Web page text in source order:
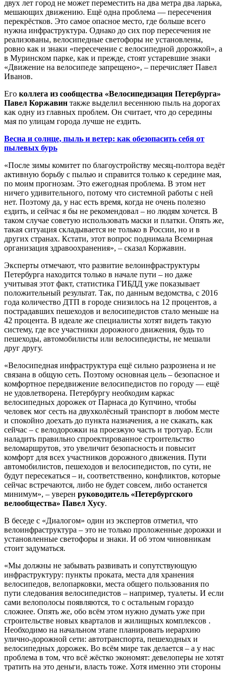
двух лет город не может переместить на два метра два ларька,
мешающих движению. Ещё одна проблема — пересечения
перекрёстков. Это самое опасное место, где больше всего
нужна инфраструктура. Однако до сих пор пересечения не
реализованы, велосипедные светофоры не установлены,
ровно как и знаки «пересечение с велосипедной дорожкой», а
в Муринском парке, как и прежде, стоят устаревшие знаки
«Движение на велосипеде запрещено», – перечисляет Павел
Иванов.
Его коллега из сообщества «Велосипедизация Петербурга»
Павел Коржавин также выделил весеннюю пыль на дорогах
как одну из главных проблем. Он считает, что до середины
мая по улицам города лучше не ездить.
Весна и солнце, пыль и ветер: как обезопасить себя от
пылевых бурь
«После зимы комитет по благоустройству месяц-полтора ведёт
активную борьбу с пылью и справится только к середине мая,
по моим прогнозам. Это ежегодная проблема. В этом нет
ничего удивительного, потому что системной работы с ней
нет. Поэтому да, у нас есть время, когда не очень полезно
ездить, и сейчас я бы не рекомендовал – но людям хочется. В
таком случае советую использовать маски и платки. Опять же,
такая ситуация складывается не только в России, но и в
других странах. Кстати, этот вопрос поднимала Всемирная
организация здравоохранения», – сказал Коржавин.
Эксперты отмечают, что развитие велоинфраструктуры
Петербурга находится только в начале пути – но даже
учитывая этот факт, статистика ГИБДД уже показывает
положительный результат. Так, по данным ведомства, с 2016
года количество ДТП в городе снизилось на 12 процентов, а
пострадавших пешеходов и велосипедистов стало меньше на
42 процента. В идеале же специалисты хотят видеть такую
систему, где все участники дорожного движения, будь то
пешеходы, автомобилисты или велосипедисты, не мешали
друг другу.
«Велосипедная инфраструктура ещё сильно разрознена и не
связана в общую сеть. Поэтому основная цель – безопасное и
комфортное передвижение велосипедистов по городу — ещё
не удовлетворена. Петербургу необходим каркас
велосипедных дорожек от Парнаса до Купчино, чтобы
человек мог сесть на двухколёсный транспорт в любом месте
и спокойно доехать до пункта назначения, а не скакать, как
сейчас – с велодорожки на проезжую часть и тротуар. Если
наладить правильно спроектированное строительство
веломаршрутов, это увеличит безопасность и повысит
комфорт для всех участников дорожного движения. Пути
автомобилистов, пешеходов и велосипедистов, по сути, не
будут пересекаться – и, соответственно, конфликтов, которые
сейчас встречаются, либо не будет совсем, либо останется
минимум», – уверен руководитель «Петербургского
велообщества» Павел Хусу.
В беседе с «Диалогом» один из экспертов отметил, что
велоинфраструктура – это не только проложенные дорожки и
установленные светофоры и знаки. И об этом чиновникам
стоит задуматься.
«Мы должны не забывать развивать и сопутствующую
инфраструктуру: пункты проката, места для хранения
велосипедов, велопарковки, места общего пользования по
пути следования велосипедистов – например, туалеты. И если
сами велополосы появляются, то с остальным гораздо
сложнее. Опять же, обо всём этом нужно думать уже при
строительстве новых кварталов и жилищных комплексов .
Необходимо на начальном этапе планировать иерархию
улично-дорожной сети: автотранспорта, пешеходных и
велосипедных дорожек. Во всём мире так делается – а у нас
проблема в том, что всё жёстко экономят: девелоперы не хотят
тратить на это деньги, власть тоже. Хотя именно эти стороны